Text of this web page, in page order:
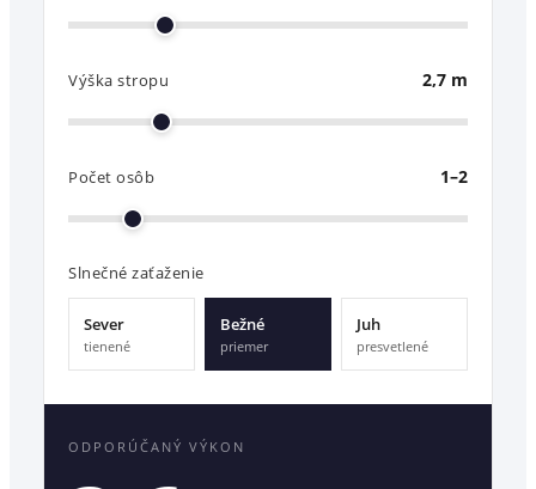
Výška stropu 2,7 m
Počet osôb 1–2
Slnečné zaťaženie
Sever
tienené
Bežné
priemer
Juh
presvetlené
ODPORÚČANÝ VÝKON